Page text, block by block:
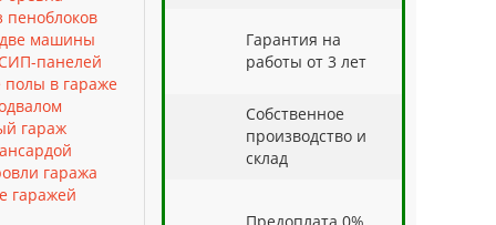
Гарантия на
работы от 3 лет
Собственное
производство и
склад
пеноблоков
машины
панелей
полы в гараже
гараж
гаража
гаражей